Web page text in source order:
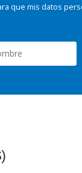
que mis datos